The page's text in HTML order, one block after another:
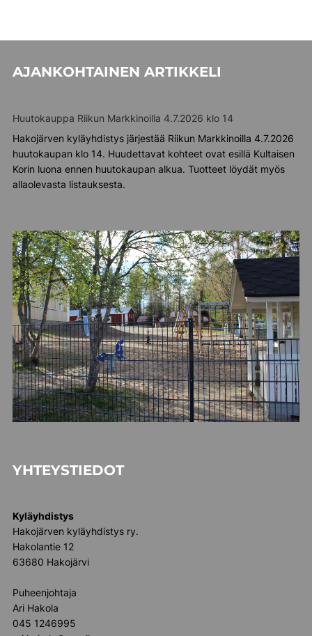
AJANKOHTAINEN ARTIKKELI
Huutokauppa Riikun Markkinoilla 4.7.2026 klo 14
Hakojärven kyläyhdistys järjestää Riikun Markkinoilla 4.7.2026
huutokaupan klo 14. Huudettavat kohteet ovat esillä Kultaisen
Korin luona ennen huutokaupan alkua. Tuotteet löydät myös
allaolevasta listauksesta.
YHTEYSTIEDOT
Kyläyhdistys
Hakojärven kyläyhdistys ry.
Hakolantie 12
63680 Hakojärvi
Puheenjohtaja
Ari Hakola
045 1246995